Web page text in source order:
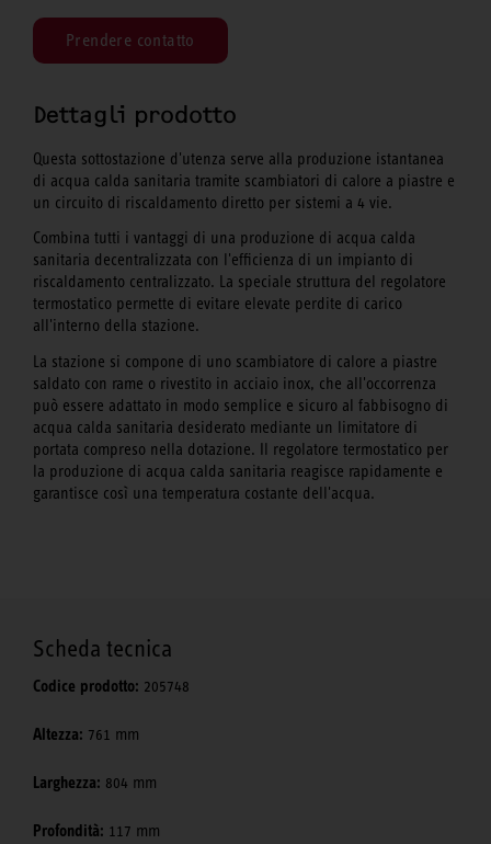
Prendere contatto
Dettagli prodotto
Questa sottostazione d'utenza serve alla produzione istantanea
di acqua calda sanitaria tramite scambiatori di calore a piastre e
un circuito di riscaldamento diretto per sistemi a 4 vie.
Combina tutti i vantaggi di una produzione di acqua calda
sanitaria decentralizzata con l'efficienza di un impianto di
riscaldamento centralizzato. La speciale struttura del regolatore
termostatico permette di evitare elevate perdite di carico
all'interno della stazione.
La stazione si compone di uno scambiatore di calore a piastre
saldato con rame o rivestito in acciaio inox, che all'occorrenza
può essere adattato in modo semplice e sicuro al fabbisogno di
acqua calda sanitaria desiderato mediante un limitatore di
portata compreso nella dotazione. Il regolatore termostatico per
la produzione di acqua calda sanitaria reagisce rapidamente e
garantisce così una temperatura costante dell'acqua.
Scheda tecnica
Codice prodotto: 205748
Altezza: 761 mm
Larghezza: 804 mm
Profondità: 117 mm